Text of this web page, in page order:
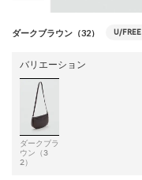
ダークブラウン（32） U/FREE
バリエーション
ダークブラ
ウン（3
2）